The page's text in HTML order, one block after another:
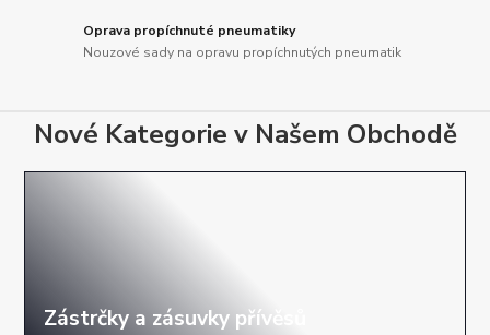
Oprava propíchnuté pneumatiky
Nouzové sady na opravu propíchnutých pneumatik
Nové Kategorie v Našem Obchodě